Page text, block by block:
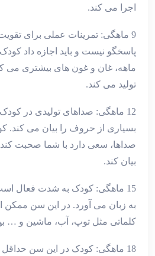
اجرا می کند.
9 ماهگی: تمرینات عملی برای
ماهه، غان و غون های بیشتری می
تولید می کند.
12 ماهگی: صداهای تولیدی در
بسیاری از حروف را بیان می کند.
صداها، سعی دارد با شما صحبت
بیان کند.
15 ماهگی: کودک به شدت فعال
به زبان می آورد. در این سن ممکن
کلماتی مثل توپ، آب، ماشین و …